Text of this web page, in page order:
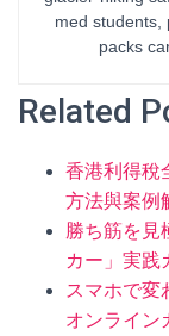
med students,
packs
Related
香港利得稅
方法與案例
勝ち筋を見
カー」実践
スマホで変
オンライン